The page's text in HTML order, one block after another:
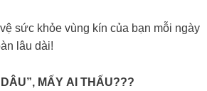
sức khỏe vùng kín của bạn mỗi ngày
lâu dài!
MẤY AI THẤU???